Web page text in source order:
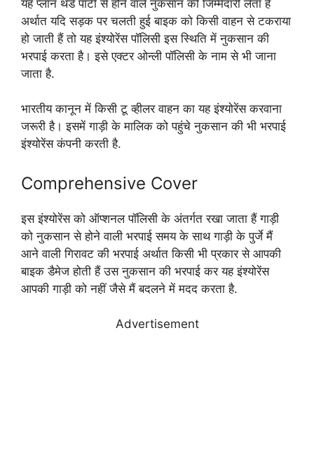
यह प्लान थर्ड पार्टी से होने वाले नुकसान की जिम्मेदारी लेता हैं
अर्थात यदि सड़क पर चलती हुई बाइक को किसी वाहन से टकराया
हो जाती हैं तो यह इंश्योरेंस पॉलिसी इस स्थिति में नुकसान की
भरपाई करता है। इसे एक्टर ओन्ली पॉलिसी के नाम से भी जाना
जाता है.
भारतीय कानून में किसी टू व्हीलर वाहन का यह इंश्योरेंस करवाना
जरूरी है। इसमें गाड़ी के मालिक को पहुंचे नुकसान की भी भरपाई
इंश्योरेंस कंपनी करती है.
Comprehensive Cover
इस इंश्योरेंस को ऑप्शनल पॉलिसी के अंतर्गत रखा जाता हैं गाड़ी
को नुकसान से होने वाली भरपाई समय के साथ गाड़ी के पुर्जे मैं
आने वाली गिरावट की भरपाई अर्थात किसी भी प्रकार से आपकी
बाइक डैमेज होती हैं उस नुकसान की भरपाई कर यह इंश्योरेंस
आपकी गाड़ी को नहीं जैसे मैं बदलने में मदद करता है.
Advertisement